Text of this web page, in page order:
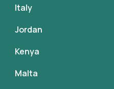
Italy
Jordan
Kenya
Malta